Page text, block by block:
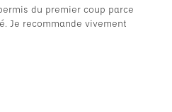
du premier coup parce
Je recommande vivement